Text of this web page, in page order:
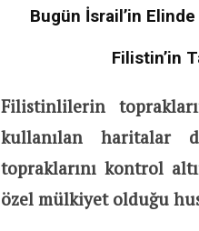
Bugün İsrail’in
Filistin’in
Filistinlilerin
kullanılan haritalar
topraklarını kontrol
özel mülkiyet olduğu